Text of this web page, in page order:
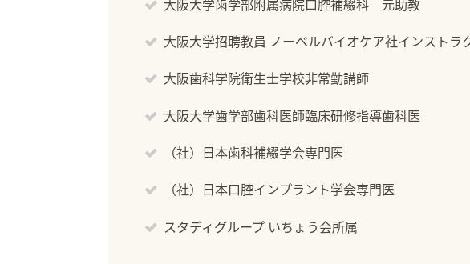
大阪大学歯学部附属病院口腔補綴科 元助教
大阪大学招聘教員 ノーベルバイオケア社インストラ
大阪歯科学院衛生士学校非常勤講師
大阪大学歯学部歯科医師臨床研修指導歯科医
（社）日本歯科補綴学会専門医
（社）日本口腔インプラント学会専門医
スタディグループ いちょう会所属